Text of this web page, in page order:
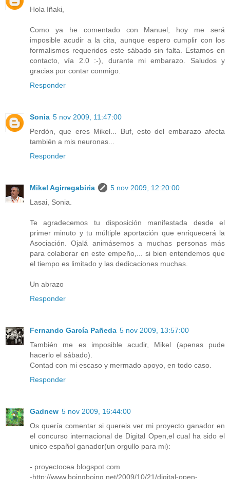
Hola Iñaki,
Como ya he comentado con Manuel, hoy me será
imposible acudir a la cita, aunque espero cumplir con los
formalismos requeridos este sábado sin falta. Estamos en
contacto, vía 2.0 :-), durante mi embarazo. Saludos y
gracias por contar conmigo.
Responder
Sonia 5 nov 2009, 11:47:00
Perdón, que eres Mikel... Buf, esto del embarazo afecta
también a mis neuronas...
Responder
Mikel Agirregabiria
5 nov 2009, 12:20:00
Lasai, Sonia.
Te agradecemos tu disposición manifestada desde el
primer minuto y tu múltiple aportación que enriquecerá la
Asociación. Ojalá animásemos a muchas personas más
para colaborar en este empeño,... si bien entendemos que
el tiempo es limitado y las dedicaciones muchas.
Un abrazo
Responder
Fernando García Pañeda 5 nov 2009, 13:57:00
También me es imposible acudir, Mikel (apenas pude
hacerlo el sábado).
Contad con mi escaso y mermado apoyo, en todo caso.
Responder
Gadnew 5 nov 2009, 16:44:00
Os quería comentar si quereis ver mi proyecto ganador en
el concurso internacional de Digital Open,el cual ha sido el
unico español ganador(un orgullo para mi):
- proyectocea.blogspot.com
-http://www.boingboing.net/2009/10/21/digital-open-